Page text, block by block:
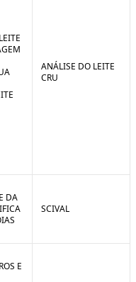
ANÁLISE DO LEITE
CRU
DA
SCIVAL
E